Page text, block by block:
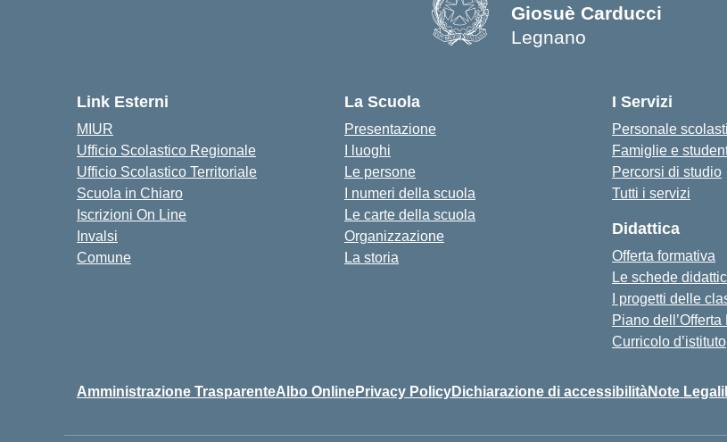
Giosuè Carducci
Legnano
Link Esterni
MIUR
Ufficio Scolastico Regionale
Ufficio Scolastico Territoriale
Scuola in Chiaro
Iscrizioni On Line
Invalsi
Comune
La Scuola
Presentazione
I luoghi
Le persone
I numeri della scuola
Le carte della scuola
Organizzazione
La storia
I Servizi
Personale
Famiglie e
Percorsi di studio
Tutti i servizi
Didattica
Offerta formativa
Le schede
I progetti delle
Piano
Curricolo d’istituto
Amministrazione TrasparenteAlbo OnlinePrivacy PolicyDichiarazione di accessibilitàNote Legali